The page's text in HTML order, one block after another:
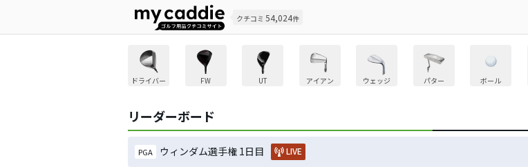
クチコミ 54,024件
ドライバー FW UT アイアン ウェッジ パター ボール
リーダーボード
PGA ウィンダム選手権 1日目 LIVE